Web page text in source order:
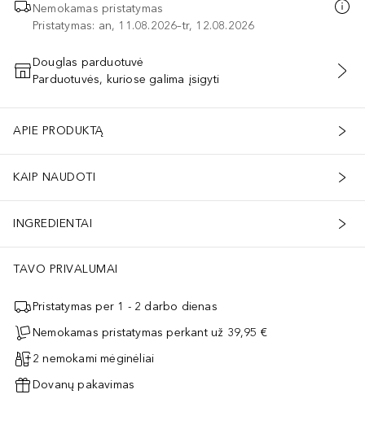
Nemokamas pristatymas
Pristatymas: an, 11.08.2026–tr, 12.08.2026
PRIDĖTI Į KREPŠELĮ
Douglas parduotuvė
Parduotuvės, kuriose galima įsigyti
APIE PRODUKTĄ
KAIP NAUDOTI
INGREDIENTAI
TAVO PRIVALUMAI
Pristatymas per 1 - 2 darbo dienas
Nemokamas pristatymas perkant už 39,95 €
2 nemokami mėginėliai
Dovanų pakavimas